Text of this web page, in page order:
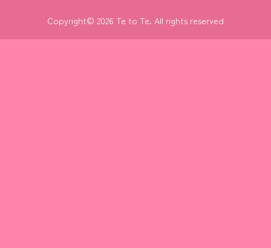
Copyright© 2026 Te to Te. All rights reserved